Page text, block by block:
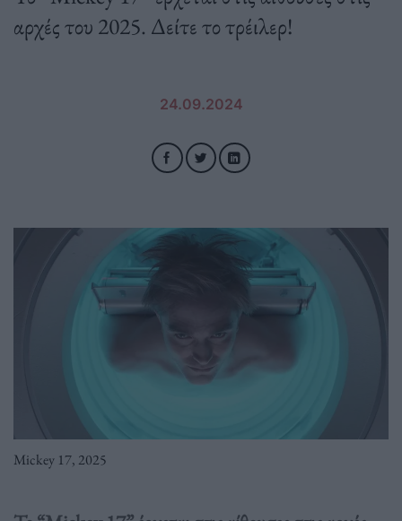
αρχές του 2025. Δείτε το τρέιλερ!
24.09.2024
Mickey 17, 2025